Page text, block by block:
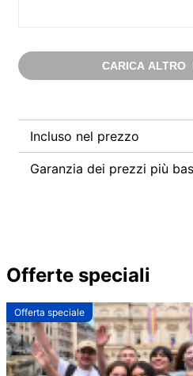
CARICA ALTRO
Incluso nel prezzo
Garanzia dei prezzi più
Offerte speciali
Offerta speciale